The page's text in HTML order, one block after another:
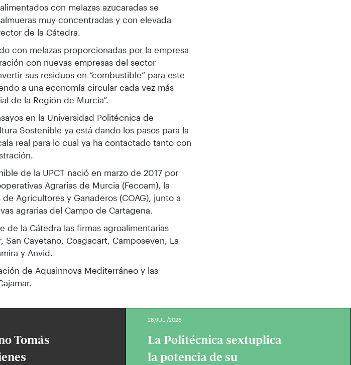
con melazas azucaradas se
muy concentradas y con elevada
de la Cátedra.
con melazas proporcionadas por la empresa
con nuevas empresas del sector
sus residuos en “combustible” para este
a una economía circular cada vez más
de la Región de Murcia”.
en la Universidad Politécnica de
Sostenible ya está dando los pasos para la
real para lo cual ya ha contactado tanto con
de la UPCT nació en marzo de 2017 por
Agrarias de Murcia (Fecoam), la
Agricultores y Ganaderos (COAG), junto a
agrarias del Campo de Cartagena.
de la Cátedra las firmas agroalimentarias
San Cayetano, Coagacart, Camposeven, La
y Anvid.
de Aquainnova Mediterráneo y las
Tomás
28/JUL./2026
La Politécnica sextuplica
la potencia de su